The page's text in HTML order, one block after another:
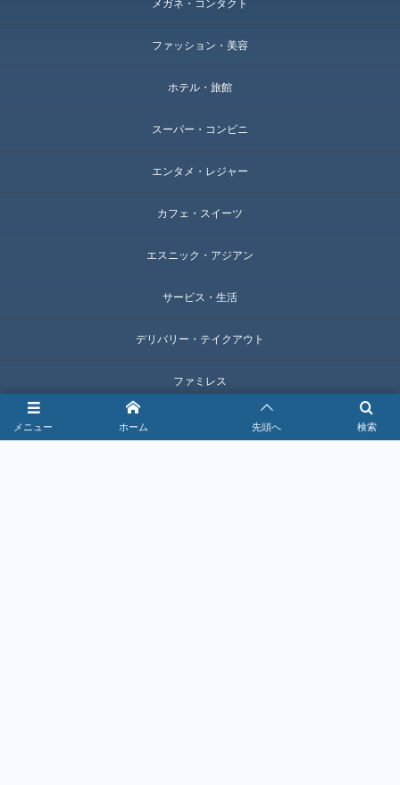
メニュー 検索
ホーム 先頭へ
メガネ・コンタクト
ファッション・美容
ホテル・旅館
スーパー・コンビニ
エンタメ・レジャー
カフェ・スイーツ
エスニック・アジアン
サービス・生活
デリバリー・テイクアウト
ファミレス